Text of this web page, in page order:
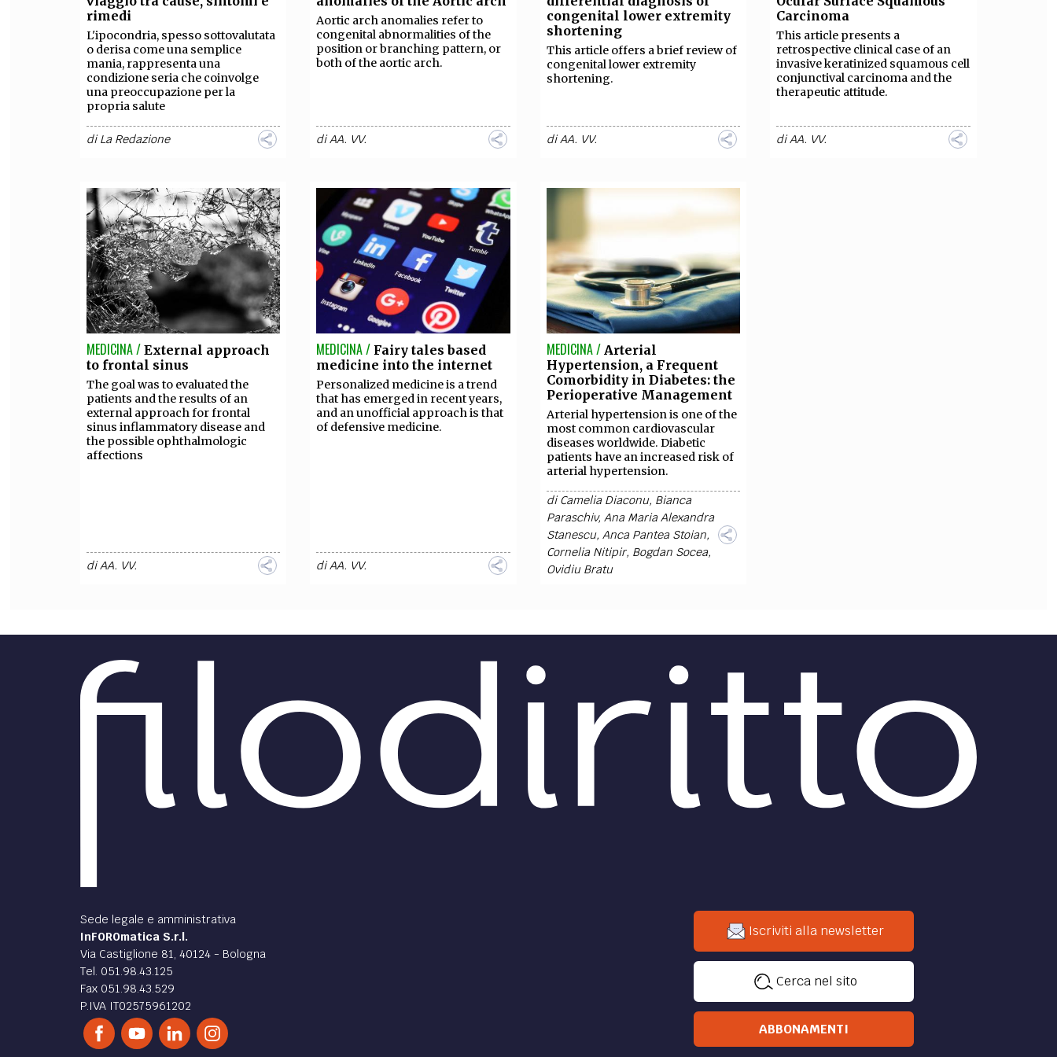
FILODIRITTO REDAZIONE COMITATO SCIENTIFICO CURATORI FOTOGRAFI COLLABORA CON NOI
EXTRA
SOCIAL MEDIA
rimedi
L'ipocondria, spesso sottovalutata
o derisa come una semplice
mania, rappresenta una
condizione seria che coinvolge
una preoccupazione per la
propria salute
diLa Redazione
Aortic arch anomalies refer to
congenital abnormalities of the
position or branching pattern, or
both of the aortic arch.
diAA. VV.
congenital lower extremity
shortening
This article offers a brief review of
congenital lower extremity
shortening.
diAA. VV.
Carcinoma
This article presents a
retrospective clinical case of an
invasive keratinized squamous cell
conjunctival carcinoma and the
therapeutic attitude.
diAA. VV.
MEDICINA / External approach
to frontal sinus
The goal was to evaluated the
patients and the results of an
external approach for frontal
sinus inflammatory disease and
the possible ophthalmologic
affections
diAA. VV.
MEDICINA / Fairy tales based
medicine into the internet
Personalized medicine is a trend
that has emerged in recent years,
and an unofficial approach is that
of defensive medicine.
diAA. VV.
MEDICINA / Arterial
Hypertension, a Frequent
Comorbidity in Diabetes: the
Perioperative Management
Arterial hypertension is one of the
most common cardiovascular
diseases worldwide. Diabetic
patients have an increased risk of
arterial hypertension.
diCamelia Diaconu, Bianca
Paraschiv, Ana Maria Alexandra
Stanescu, Anca Pantea Stoian,
Cornelia Nitipir, Bogdan Socea,
Ovidiu Bratu
Sede legale e amministrativa
InFOROmatica S.r.l.
Via Castiglione 81, 40124 - Bologna
Tel. 051.98.43.125
Fax 051.98.43.529
P.IVA IT02575961202
Iscriviti alla newsletter
Cerca nel sito
ABBONAMENTI